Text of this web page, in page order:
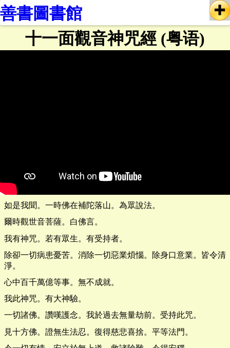
善書圖書館
十一面觀音神咒經 (粤语)
如是我聞。一時佛在補陀落山。為眾說法。
爾時觀世音菩薩。白佛言。
我有神咒。若有眾生。有受持者。
除卻一切病患憂苦。消除一切惡業煩惱。除身口意業。皆令清
淨。
心中百千萬億等事。無不成就。
我此神咒。有大神驗。
一切諸佛。讚嘆護念。我於過去無量劫前。受持此咒。
見十方佛。證無生法忍。復得慈悲喜捨。平等法門。